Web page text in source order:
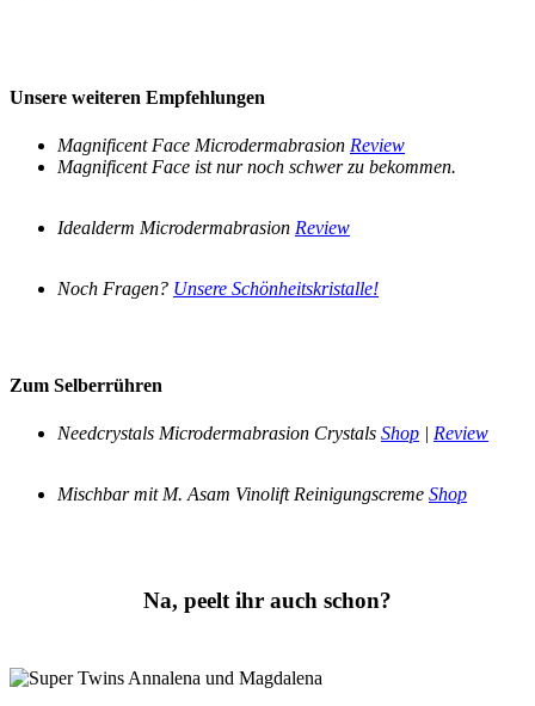
Unsere weiteren Empfehlungen
Magnificent Face Microdermabrasion Review
Magnificent Face ist nur noch schwer zu bekommen.
Idealderm Microdermabrasion Review
Noch Fragen? Unsere Schönheitskristalle!
Zum Selberrühren
Needcrystals Microdermabrasion Crystals Shop | Review
Mischbar mit M. Asam Vinolift Reinigungscreme Shop
Na, peelt ihr auch schon?